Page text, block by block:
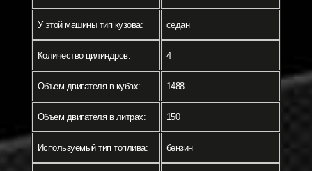
У этой машины тип кузова: седан
Количество цилиндров: 4
Объем двигателя в кубах: 1488
Объем двигателя в литрах: 150
Используемый тип топлива: бензин